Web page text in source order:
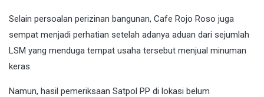
Selain persoalan perizinan bangunan, Cafe Rojo Roso juga
sempat menjadi perhatian setelah adanya aduan dari sejumlah
LSM yang menduga tempat usaha tersebut menjual minuman
keras.
Namun, hasil pemeriksaan Satpol PP di lokasi belum